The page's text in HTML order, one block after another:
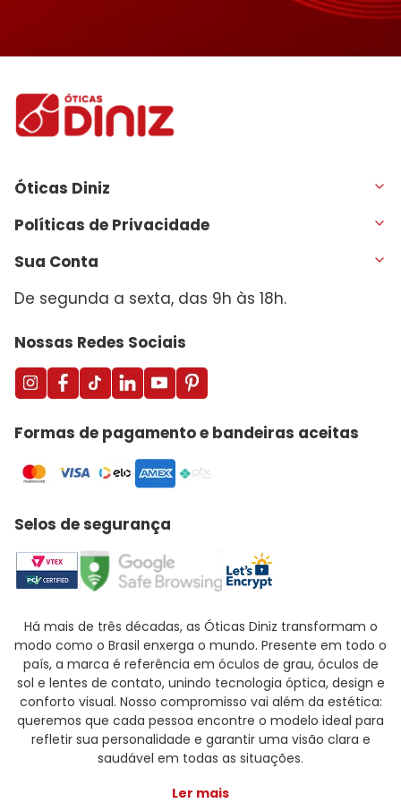
Óticas Diniz
Políticas de Privacidade
Sua Conta
De segunda a sexta, das 9h às 18h.
Nossas Redes Sociais
Formas de pagamento e bandeiras aceitas
Selos de segurança
Há mais de três décadas, as Óticas Diniz transformam o
modo como o Brasil enxerga o mundo. Presente em todo o
país, a marca é referência em óculos de grau, óculos de
sol e lentes de contato, unindo tecnologia óptica, design e
conforto visual. Nosso compromisso vai além da estética:
queremos que cada pessoa encontre o modelo ideal para
refletir sua personalidade e garantir uma visão clara e
saudável em todas as situações.
Ler mais